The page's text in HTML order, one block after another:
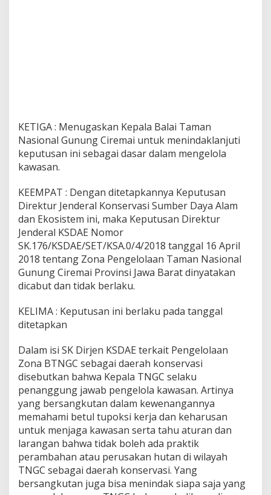
KETIGA : Menugaskan Kepala Balai Taman
Nasional Gunung Ciremai untuk menindaklanjuti
keputusan ini sebagai dasar dalam mengelola
kawasan.
KEEMPAT : Dengan ditetapkannya Keputusan
Direktur Jenderal Konservasi Sumber Daya Alam
dan Ekosistem ini, maka Keputusan Direktur
Jenderal KSDAE Nomor
SK.176/KSDAE/SET/KSA.0/4/2018 tanggal 16 April
2018 tentang Zona Pengelolaan Taman Nasional
Gunung Ciremai Provinsi Jawa Barat dinyatakan
dicabut dan tidak berlaku.
KELIMA : Keputusan ini berlaku pada tanggal
ditetapkan
Dalam isi SK Dirjen KSDAE terkait Pengelolaan
Zona BTNGC sebagai daerah konservasi
disebutkan bahwa Kepala TNGC selaku
penanggung jawab pengelola kawasan. Artinya
yang bersangkutan dalam kewenangannya
memahami betul tupoksi kerja dan keharusan
untuk menjaga kawasan serta tahu aturan dan
larangan bahwa tidak boleh ada praktik
perambahan atau perusakan hutan di wilayah
TNGC sebagai daerah konservasi. Yang
bersangkutan juga bisa menindak siapa saja yang